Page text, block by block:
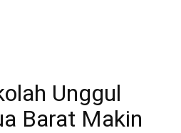
Unggul
Barat Makin